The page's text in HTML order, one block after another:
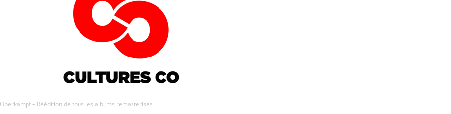
Oberkampf – Réédition de tous les albums remasterisés